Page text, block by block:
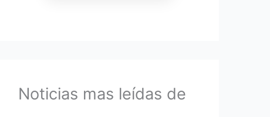
Noticias mas leídas de